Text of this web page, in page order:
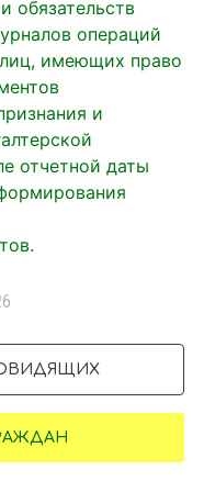
на 2025 год и
годы
года
г.
отчету о
задания за 3
обязательств
операций
имеющих право
и
отчетной даты